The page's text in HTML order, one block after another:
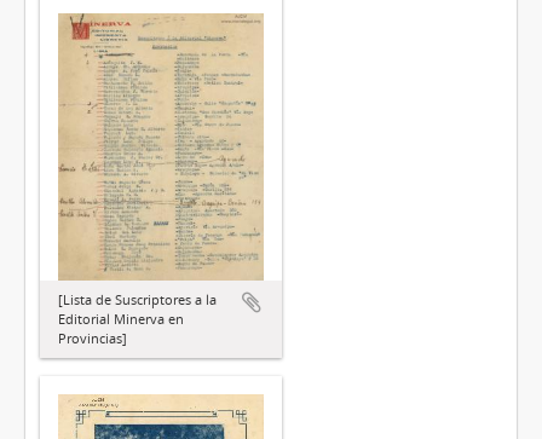
[Lista de Suscriptores a la
Editorial Minerva en
Provincias]